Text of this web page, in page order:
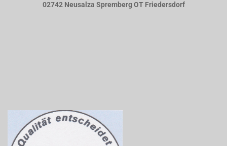
02742 Neusalza Spremberg OT Friedersdorf